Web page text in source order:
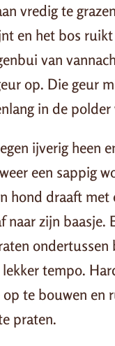
vredig te
en het bos
van
op. Die geur
in de polder
ijverig heen
een sappig
hond draaft met
naar zijn baasje.
ondertussen
tempo.
te bouwen en
praten.